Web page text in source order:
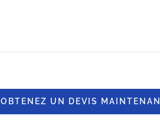
OBTENEZ UN DEVIS